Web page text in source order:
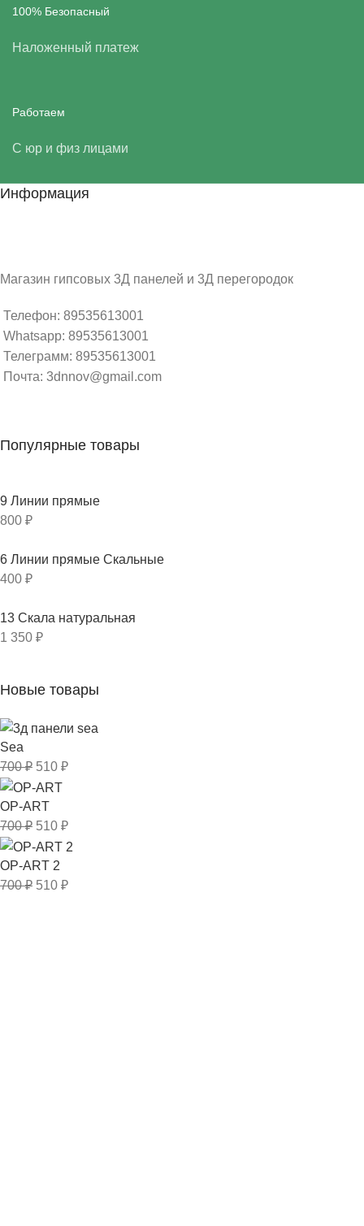
100% Безопасный
Наложенный платеж
Работаем
С юр и физ лицами
Информация
Магазин гипсовых 3Д панелей и 3Д перегородок
Телефон: 89535613001
Whatsapp: 89535613001
Телеграмм: 89535613001
Почта: 3dnnov@gmail.com
Популярные товары
9 Линии прямые
800 ₽
6 Линии прямые Скальные
400 ₽
13 Скала натуральная
1 350 ₽
Новые товары
Sea
700₽ 510 ₽
OP-ART
700₽ 510 ₽
OP-ART 2
700₽ 510 ₽